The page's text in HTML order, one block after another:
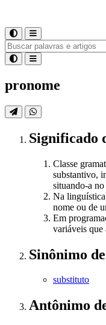
pronome
Significado
Classe
substantivo,
situando-a
Na
nome ou de
Em
variáveis que
Sinônimo de
substituto
Antônimo